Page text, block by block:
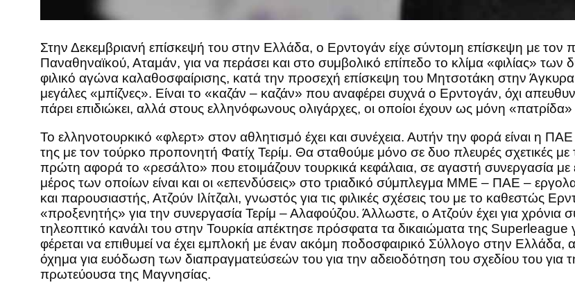
Στην Δεκεμβριανή επίσκεψή του στην Ελλάδα, ο Ερντογάν είχε σύντομη επίσκεψη με
Παναθηναϊκού, Αταμάν, για να περάσει και στο συμβολικό επίπεδο το κλίμα «φιλίας»
φιλικό αγώνα καλαθοσφαίρισης, κατά την προσεχή επίσκεψη του Μητσοτάκη στην Άγκυρα.
μεγάλες «μπίζνες». Είναι το «καζάν – καζάν» που αναφέρει συχνά ο Ερντογάν, όχι
πάρει επιδιώκει, αλλά στους ελληνόφωνους ολιγάρχες, οι οποίοι έχουν ως μόνη
Το ελληνοτουρκικό «φλερτ» στον αθλητισμό έχει και συνέχεια. Αυτήν την φορά είναι η
της με τον τούρκο προπονητή Φατίχ Τερίμ. Θα σταθούμε μόνο σε δυο πλευρές σχετικές με
πρώτη αφορά το «ρεσάλτο» που ετοιμάζουν τουρκικά κεφάλαια, σε αγαστή συνεργασία
μέρος των οποίων είναι και οι «επενδύσεις» στο τριαδικό σύμπλεγμα ΜΜΕ – ΠΑΕ –
και παρουσιαστής, Ατζούν Ιλίτζαλι, γνωστός για τις φιλικές σχέσεις του με το καθεστώς
«προξενητής» για την συνεργασία Τερίμ – Αλαφούζου. Άλλωστε, ο Ατζούν έχει για χρόνια
τηλεοπτικό κανάλι του στην Τουρκία απέκτησε πρόσφατα τα δικαιώματα της Superleague
φέρεται να επιθυμεί να έχει εμπλοκή με έναν ακόμη ποδοσφαιρικό Σύλλογο στην
όχημα για ευόδωση των διαπραγματεύσεών του για την αδειοδότηση του σχεδίου του για
πρωτεύουσα της Μαγνησίας.